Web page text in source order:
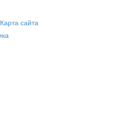
Карта сайта